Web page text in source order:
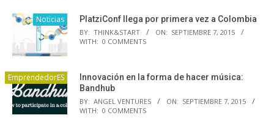
Noticias PlatziConf llega por primera vez a Colombia
BY: THINK&START ON: SEPTIEMBRE 7, 2015
WITH: 0 COMMENTS
EmprendedorES
Innovación en la forma de hacer música:
Bandhub
BY: ANGEL VENTURES ON: SEPTIEMBRE 7, 2015
WITH: 0 COMMENTS